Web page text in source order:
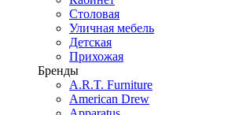
Столовая
Уличная мебель
Детская
Прихожая
Бренды
A.R.T. Furniture
American Drew